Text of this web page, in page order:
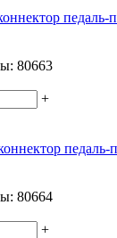
педаль-
80663
+
педаль-
80664
+